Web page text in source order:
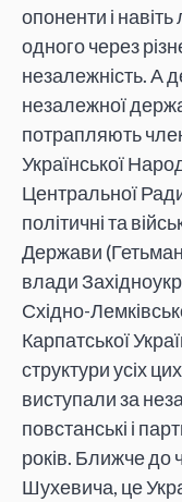
опоненти і
одного через
незалежність. А
незалежної
потрапляють
Української
Центральної Ради
політичні та
Держави
влади
Східно-
Карпатської
структури усіх
виступали за
повстанські і
років. Ближче до
Шухевича, це